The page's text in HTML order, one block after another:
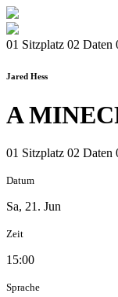
01 Sitzplatz 02 Daten
Jared Hess
A
01 Sitzplatz 02 Daten
Datum
Sa, 21. Jun
Zeit
15:00
Sprache